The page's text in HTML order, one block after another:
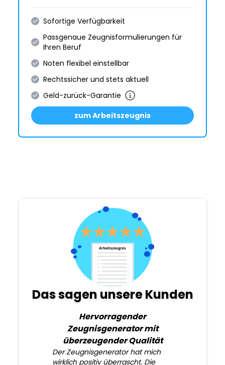
Sofortige Verfügbarkeit
Passgenaue Zeugnis­formulie­rungen für
Ihren Beruf
Noten flexibel einstellbar
Rechtssicher und stets aktuell
Geld-zurück-Garantie
zum Arbeitszeugnis
Das sagen unsere Kunden
Hervorragender
Zeugnisgenerator mit
überzeugender Qualität
Der Zeugnisgenerator hat mich
wirklich positiv überrascht. Die